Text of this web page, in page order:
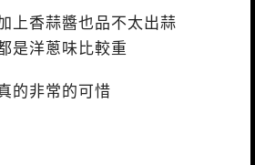
上香蒜醬也品不太出蒜
是洋蔥味比較重
的非常的可惜